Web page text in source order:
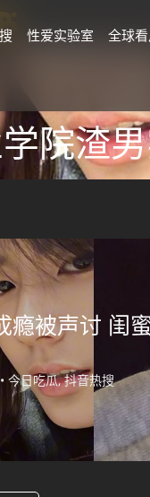
性爱实验室 全球
院渣
被声讨 闺
今日吃瓜, 抖音热搜